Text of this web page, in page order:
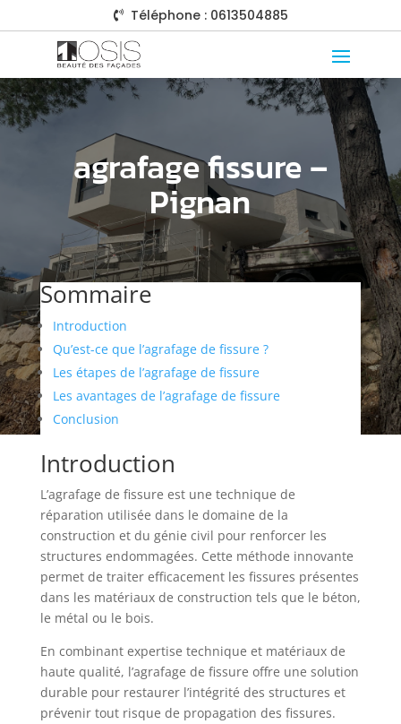
 Téléphone : 0613504885
agrafage fissure –
Pignan
Sommaire
Introduction
Qu’est-ce que l’agrafage de fissure ?
Les étapes de l’agrafage de fissure
Les avantages de l’agrafage de fissure
Conclusion
Introduction
L’agrafage de fissure est une technique de
réparation utilisée dans le domaine de la
construction et du génie civil pour renforcer les
structures endommagées. Cette méthode innovante
permet de traiter efficacement les fissures présentes
dans les matériaux de construction tels que le béton,
le métal ou le bois.
En combinant expertise technique et matériaux de
haute qualité, l’agrafage de fissure offre une solution
durable pour restaurer l’intégrité des structures et
prévenir tout risque de propagation des fissures.